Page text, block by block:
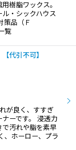
樹脂ワックス。
・シックハウス
策品（Ｆ
覧
代引不可】
が良く、すすぎ
ーです。 浸透力
汚れや脂を素早
、ホーロー、プラ